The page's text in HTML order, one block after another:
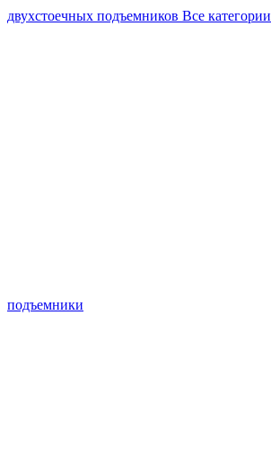
двухстоечных подъемников Все категории
подъемники